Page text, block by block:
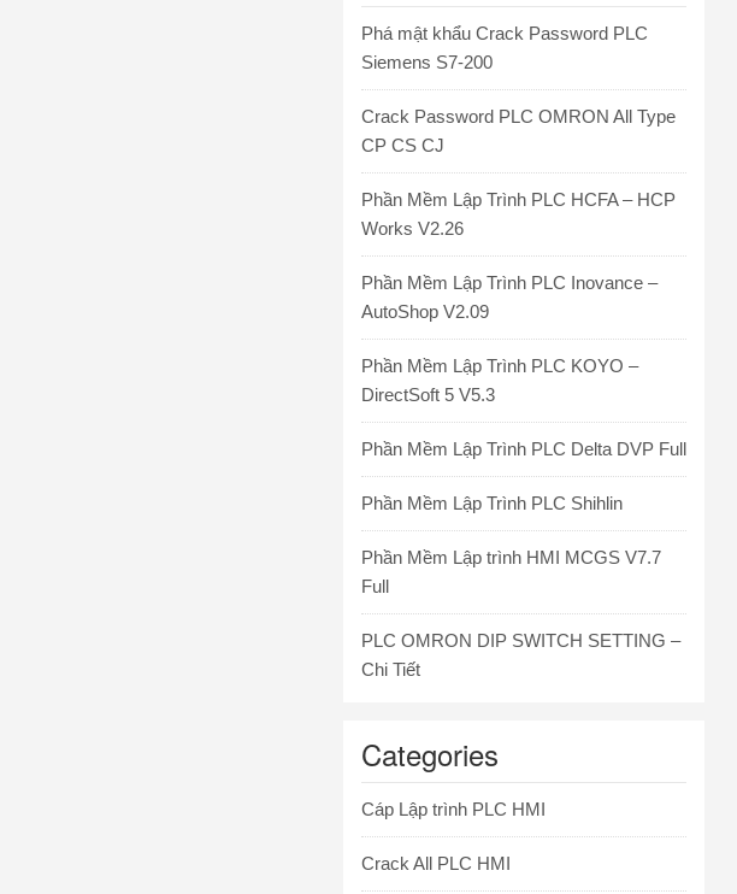
Phá mật khẩu Crack Password PLC
Siemens S7-200
Crack Password PLC OMRON All Type
CP CS CJ
Phần Mềm Lập Trình PLC HCFA – HCP
Works V2.26
Phần Mềm Lập Trình PLC Inovance –
AutoShop V2.09
Phần Mềm Lập Trình PLC KOYO –
DirectSoft 5 V5.3
Phần Mềm Lập Trình PLC Delta DVP Full
Phần Mềm Lập Trình PLC Shihlin
Phần Mềm Lập trình HMI MCGS V7.7
Full
PLC OMRON DIP SWITCH SETTING –
Chi Tiết
Categories
Cáp Lập trình PLC HMI
Crack All PLC HMI